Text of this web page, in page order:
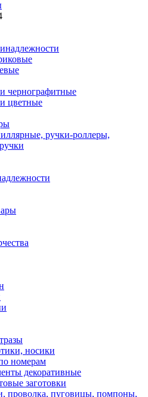
чернографитные
цветные
ручки-роллеры,
носики
номерам
декоративные
заготовки
проволка, пуговицы, помпоны,